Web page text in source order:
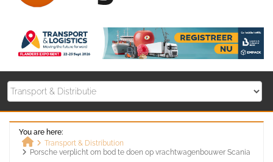
You are here:
Home
Transport & Distribution
Porsche verplicht om bod te doen op vrachtwagenbouwer Scania